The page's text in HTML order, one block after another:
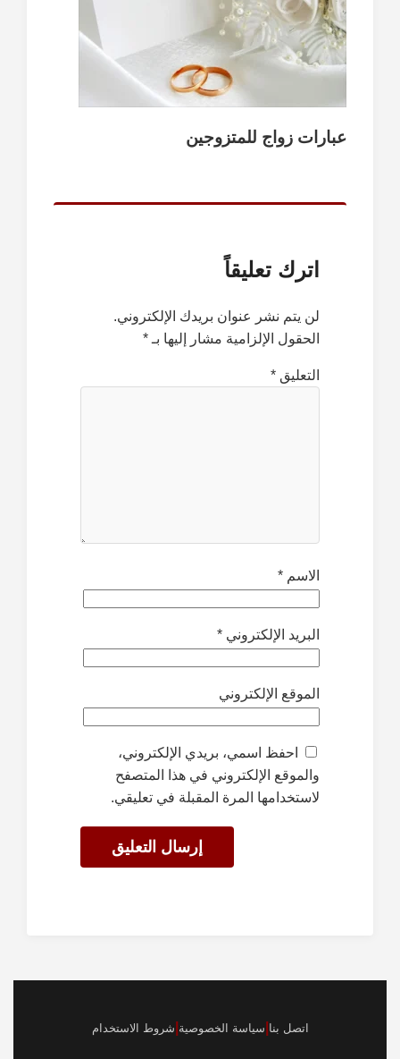
عبارات زواج للمتزوجين
اترك تعليقاً
لن يتم نشر عنوان بريدك الإلكتروني.
الحقول الإلزامية مشار إليها بـ *
التعليق *
الاسم *
البريد الإلكتروني *
الموقع الإلكتروني
احفظ اسمي، بريدي الإلكتروني،
والموقع الإلكتروني في هذا المتصفح
لاستخدامها المرة المقبلة في تعليقي.
اتصل بنا سياسة الخصوصية شروط الاستخدام